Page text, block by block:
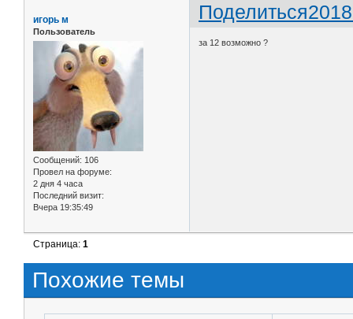
Поделиться
игорь м
Пользователь
Сообщений: 106
Провел на форуме:
2 дня 4 часа
Последний визит:
Вчера 19:35:49
за 12 возможно ?
Страница:1
Похожие темы